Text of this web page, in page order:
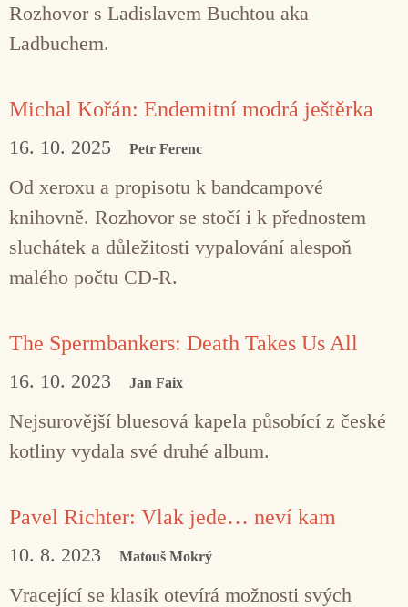
Rozhovor s Ladislavem Buchtou aka
Ladbuchem.
Michal Kořán: Endemitní modrá ještěrka
16. 10. 2025 Petr Ferenc
Od xeroxu a propisotu k bandcampové
knihovně. Rozhovor se stočí i k přednostem
sluchátek a důležitosti vypalování alespoň
malého počtu CD-R.
The Spermbankers: Death Takes Us All
16. 10. 2023 Jan Faix
Nejsurovější bluesová kapela působící z české
kotliny vydala své druhé album.
Pavel Richter: Vlak jede… neví kam
10. 8. 2023 Matouš Mokrý
Vracející se klasik otevírá možnosti svých